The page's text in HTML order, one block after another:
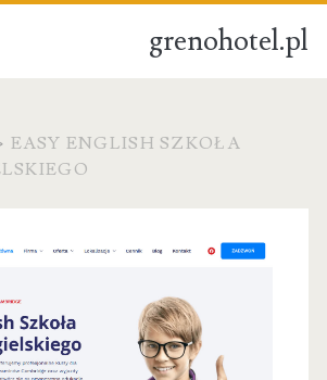
grenohotel.pl
EASY ENGLISH SZKOŁA